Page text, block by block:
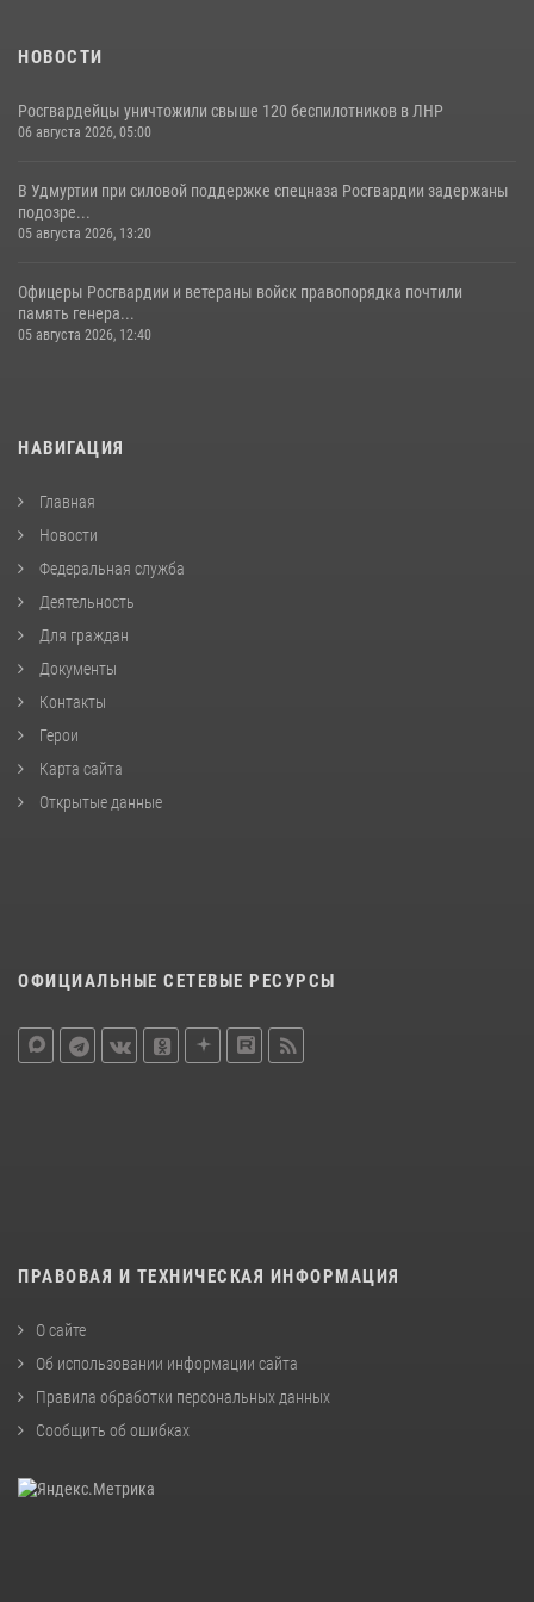
НОВОСТИ
Росгвардейцы уничтожили свыше 120 беспилотников в ЛНР
06 августа 2026, 05:00
В Удмуртии при силовой поддержке спецназа Росгвардии задержаны
подозре...
05 августа 2026, 13:20
Офицеры Росгвардии и ветераны войск правопорядка почтили
память генера...
05 августа 2026, 12:40
НАВИГАЦИЯ
Главная
Новости
Федеральная служба
Деятельность
Для граждан
Документы
Контакты
Герои
Карта сайта
Открытые данные
ОФИЦИАЛЬНЫЕ СЕТЕВЫЕ РЕСУРСЫ
ПРАВОВАЯ И ТЕХНИЧЕСКАЯ ИНФОРМАЦИЯ
О сайте
Об использовании информации сайта
Правила обработки персональных данных
Сообщить об ошибках